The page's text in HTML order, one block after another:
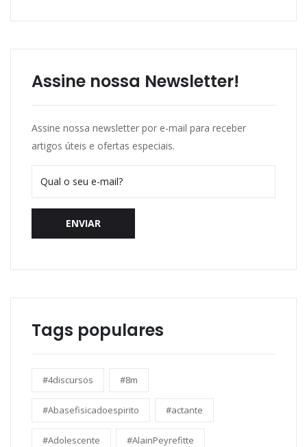
Assine nossa Newsletter!
Assine nossa newsletter por e-mail para receber
artigos úteis e ofertas especiais.
ENVIAR
Tags populares
#4discursos #8m
#Abasefisicadoespirito #actante
#Adolescente #AlainPeyrefitte